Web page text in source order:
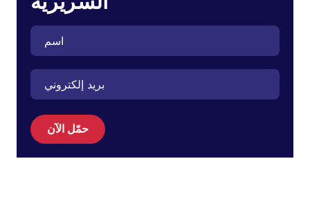
حمّل الآن